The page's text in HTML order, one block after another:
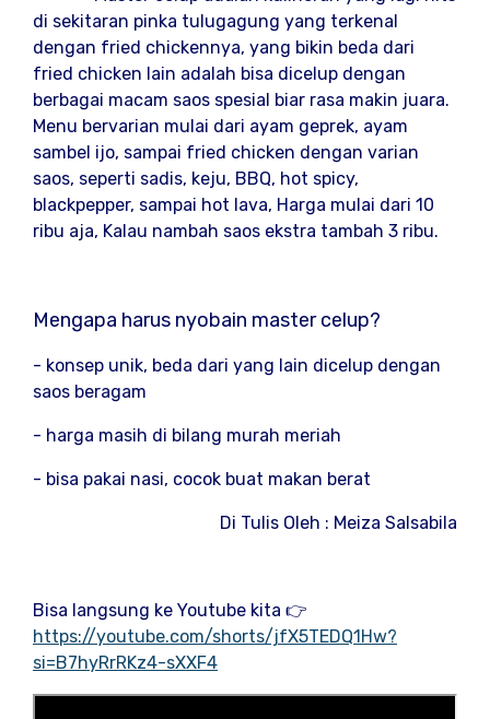
di sekitaran pinka tulugagung yang terkenal
dengan fried chickennya, yang bikin beda dari
fried chicken lain adalah bisa dicelup dengan
berbagai macam saos spesial biar rasa makin juara.
Menu bervarian mulai dari ayam geprek, ayam
sambel ijo, sampai fried chicken dengan varian
saos, seperti sadis, keju, BBQ, hot spicy,
blackpepper, sampai hot lava, Harga mulai dari 10
ribu aja, Kalau nambah saos ekstra tambah 3 ribu.
Mengapa harus nyobain master celup?
- konsep unik, beda dari yang lain dicelup dengan
saos beragam
- harga masih di bilang murah meriah
- bisa pakai nasi, cocok buat makan berat
Di Tulis Oleh : Meiza Salsabila
Bisa langsung ke Youtube kita 👉
https://youtube.com/shorts/jfX5TEDQ1Hw?
si=B7hyRrRKz4-sXXF4